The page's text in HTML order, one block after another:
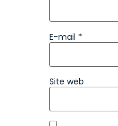
E-mail *
Site web